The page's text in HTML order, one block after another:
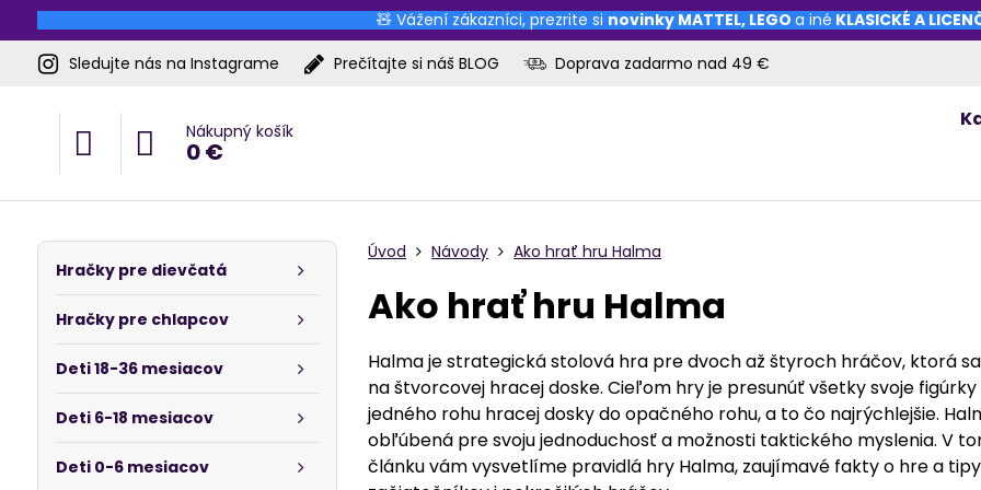
🧸 Vážení zákazníci, prezrite si novinky MATTEL, LEGO a iné KLASICKÉ A
Sledujte nás na Instagrame
Prečítajte si náš BLOG Doprava zadarmo nad 49 €
Nákupný košík
0 €
Úvod Návody Ako hrať hru Halma
Ako hrať hru Halma
Halma je strategická stolová hra pre dvoch až štyroch hráčov, ktorá
na štvorcovej hracej doske. Cieľom hry je presunúť všetky svoje figúrky
jedného rohu hracej dosky do opačného rohu, a to čo najrýchlejšie.
obľúbená pre svoju jednoduchosť a možnosti taktického myslenia. V
článku vám vysvetlíme pravidlá hry Halma, zaujímavé fakty o hre a
Hračky pre dievčatá
Hračky pre chlapcov
Deti 18-36 mesiacov
Deti 6-18 mesiacov
Deti 0-6 mesiacov